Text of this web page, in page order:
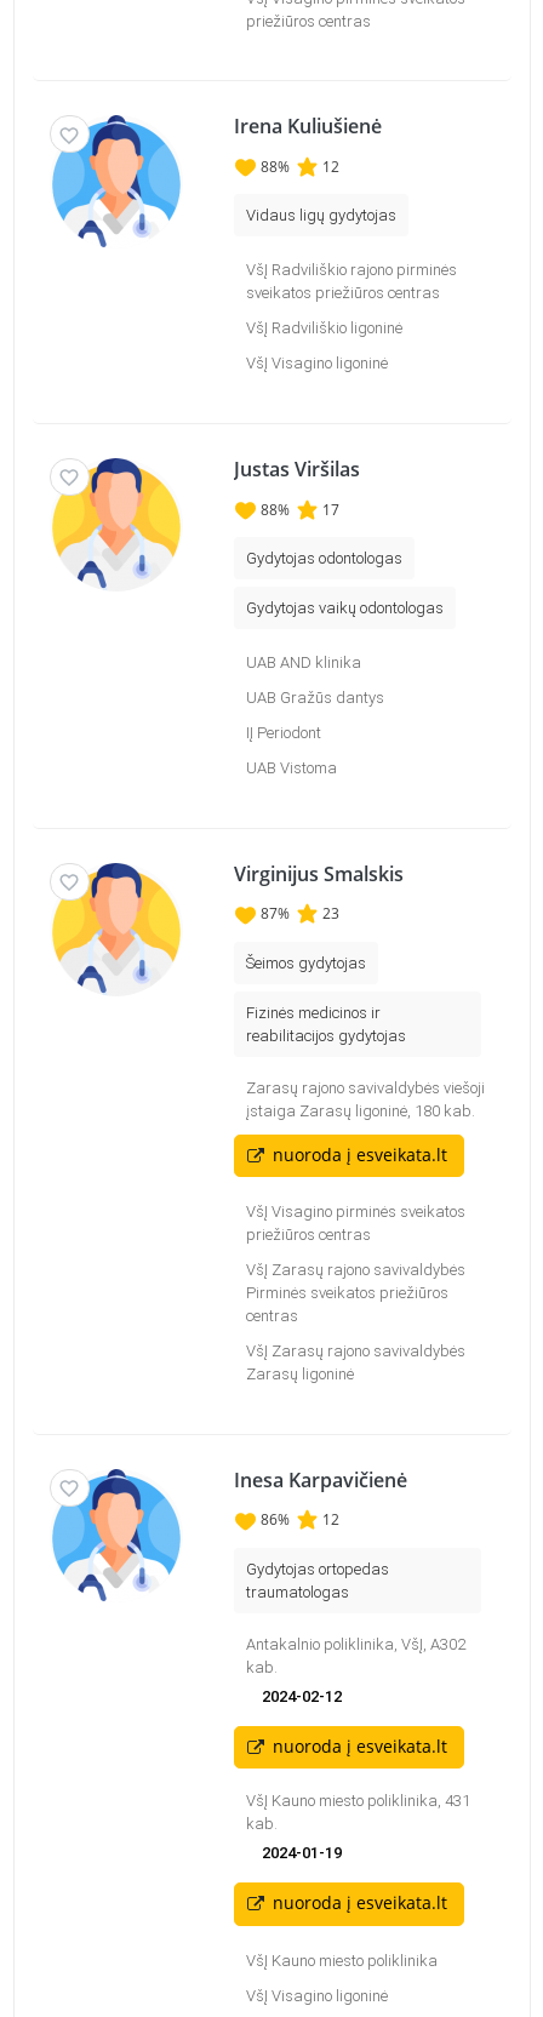
priežiūros centras
Irena Kuliušienė
88% 12
Vidaus ligų gydytojas
VšĮ Radviliškio rajono pirminės
sveikatos priežiūros centras
VšĮ Radviliškio ligoninė
VšĮ Visagino ligoninė
Justas Viršilas
88% 17
Gydytojas odontologas
Gydytojas vaikų odontologas
UAB AND klinika
UAB Gražūs dantys
IĮ Periodont
UAB Vistoma
Virginijus Smalskis
87% 23
Šeimos gydytojas
Fizinės medicinos ir
reabilitacijos gydytojas
Zarasų rajono savivaldybės viešoji
įstaiga Zarasų ligoninė, 180 kab.
nuoroda į esveikata.lt
VšĮ Visagino pirminės sveikatos
priežiūros centras
VšĮ Zarasų rajono savivaldybės
Pirminės sveikatos priežiūros
centras
VšĮ Zarasų rajono savivaldybės
Zarasų ligoninė
Inesa Karpavičienė
86% 12
Gydytojas ortopedas
traumatologas
Antakalnio poliklinika, VšĮ, A302
kab.
2024-02-12
nuoroda į esveikata.lt
VšĮ Kauno miesto poliklinika, 431
kab.
2024-01-19
nuoroda į esveikata.lt
VšĮ Kauno miesto poliklinika
VšĮ Visagino ligoninė